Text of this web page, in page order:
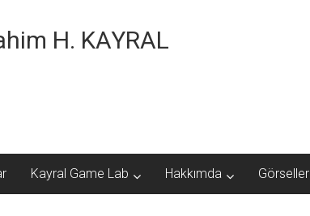
H. KAYRAL
Kayral Game Lab Hakkımda Görseller